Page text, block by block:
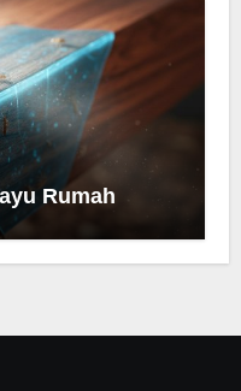
Rumah